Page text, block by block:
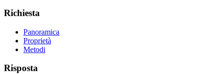
Richiesta
Panoramica
Proprietà
Metodi
Risposta